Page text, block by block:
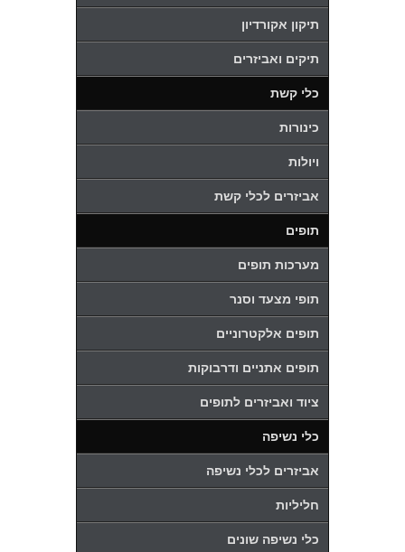
תיקון אקורדיון
תיקים ואביזרים
כלי קשת
כינורות
ויולות
אביזרים לכלי קשת
תופים
מערכות תופים
תופי מצעד וסנר
תופים אלקטרוניים
תופים אתניים ודרבוקות
ציוד ואביזרים לתופים
כלי נשיפה
אביזרים לכלי נשיפה
חליליות
כלי נשיפה שונים